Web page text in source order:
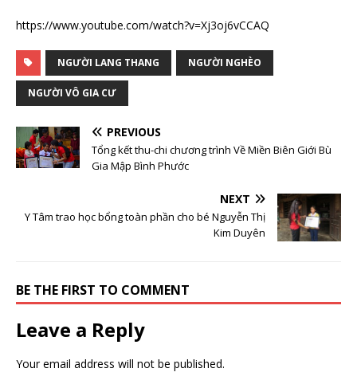
https://www.youtube.com/watch?v=Xj3oj6vCCAQ
NGƯỜI LANG THANG NGƯỜI NGHÈO
NGƯỜI VÔ GIA CƯ
PREVIOUS
Tổng kết thu-chi chương trình Về Miền Biên Giới Bù
Gia Mập Bình Phước
NEXT
Y Tâm trao học bổng toàn phần cho bé Nguyễn Thị
Kim Duyên
BE THE FIRST TO COMMENT
Leave a Reply
Your email address will not be published.